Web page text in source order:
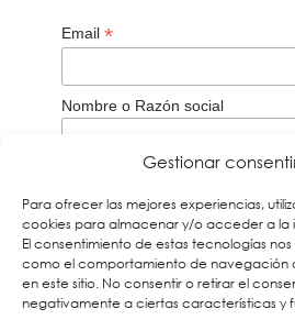
Gestionar
Para ofrecer las mejores experiencias,
cookies para almacenar y/o acceder a la
El consentimiento de estas tecnologías
como el comportamiento de navegación
en este sitio. No consentir o retirar el
negativamente a ciertas características y
Email *
Nombre o Razón social
Acepto
Recuerda que debes verificar tu
email que te enviaremos para
nuestros boletines. Si no lo
carpeta de Spam y añade